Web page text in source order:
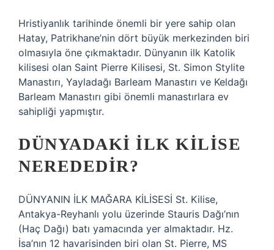
Hristiyanlık tarihinde önemli bir yere sahip olan
Hatay, Patrikhane’nin dört büyük merkezinden biri
olmasıyla öne çıkmaktadır. Dünyanın ilk Katolik
kilisesi olan Saint Pierre Kilisesi, St. Simon Stylite
Manastırı, Yayladağı Barleam Manastırı ve Keldağı
Barleam Manastırı gibi önemli manastırlara ev
sahipliği yapmıştır.
DÜNYADAKI ILK KILISE
NEREDEDIR?
DÜNYANIN İLK MAĞARA KİLİSESİ St. Kilise,
Antakya-Reyhanlı yolu üzerinde Stauris Dağı’nın
(Haç Dağı) batı yamacında yer almaktadır. Hz.
İsa’nın 12 havarisinden biri olan St. Pierre, MS